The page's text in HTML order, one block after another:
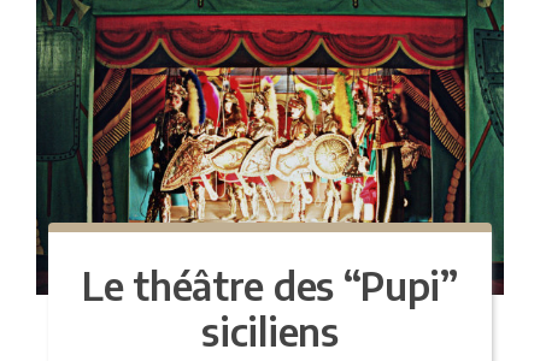
Le théâtre des “Pupi”
siciliens